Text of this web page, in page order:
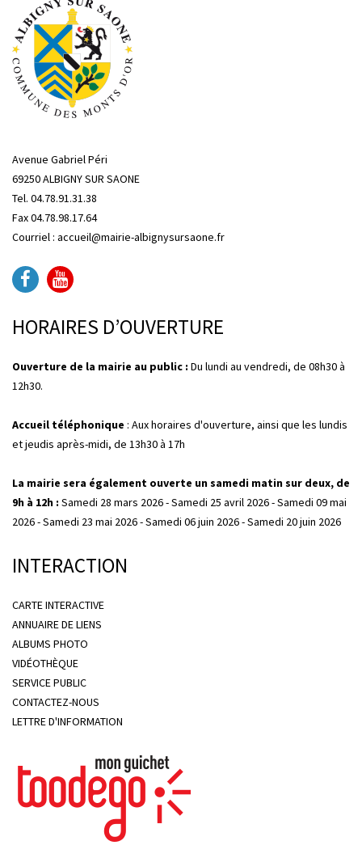
Avenue Gabriel Péri
69250 ALBIGNY SUR SAONE
Tel. 04.78.91.31.38
Fax 04.78.98.17.64
Courriel : accueil@mairie-albignysursaone.fr
HORAIRES D’OUVERTURE
Ouverture de la mairie au public : Du lundi au vendredi, de 08h30 à
12h30.
Accueil téléphonique : Aux horaires d'ouverture, ainsi que les lundis
et jeudis après-midi, de 13h30 à 17h
La mairie sera également ouverte un samedi matin sur deux, de
9h à 12h : Samedi 28 mars 2026 - Samedi 25 avril 2026 - Samedi 09 mai
2026 - Samedi 23 mai 2026 - Samedi 06 juin 2026 - Samedi 20 juin 2026
INTERACTION
CARTE INTERACTIVE
ANNUAIRE DE LIENS
ALBUMS PHOTO
VIDÉOTHÈQUE
SERVICE PUBLIC
CONTACTEZ-NOUS
LETTRE D'INFORMATION